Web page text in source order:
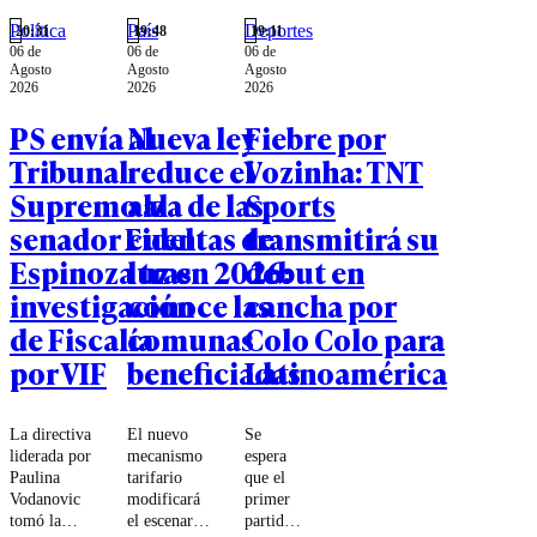
individual.
Todavía es
Política
20:31
06 de
Agosto
2026
PS envía al
Tribunal
Supremo al
senador Fidel
Espinoza tras
investigación
de Fiscalía
por VIF
La directiva
liderada por
Paulina
Vodanovic
tomó la
País
19:48
06 de
Agosto
2026
Nueva ley
reduce el
alza de las
cuentas de
luz en 2026:
conoce las
comunas
beneficiadas
El nuevo
mecanismo
tarifario
modificará
el escenario
Deportes
19:11
06 de
Agosto
2026
Fiebre por
Vozinha: TNT
Sports
transmitirá su
debut en
cancha por
Colo Colo para
Latinoamérica
Se
espera
que el
primer
partido